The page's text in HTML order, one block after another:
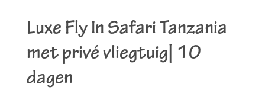
Luxe Fly In Safari Tanzania
met privé vliegtuig| 10
dagen